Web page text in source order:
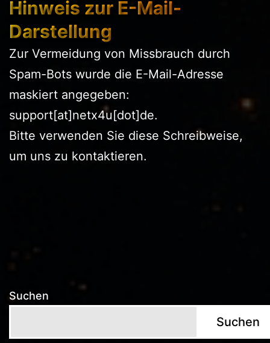
Hinweis zur E-Mail-
Darstellung
Zur Vermeidung von Missbrauch durch
Spam-Bots wurde die E-Mail-Adresse
maskiert angegeben:
support[at]netx4u[dot]de.
Bitte verwenden Sie diese Schreibweise,
um uns zu kontaktieren.
Suchen
Suchen